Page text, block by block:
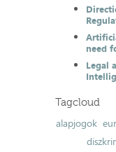
need
Legal
Tagcloud
alapjogok